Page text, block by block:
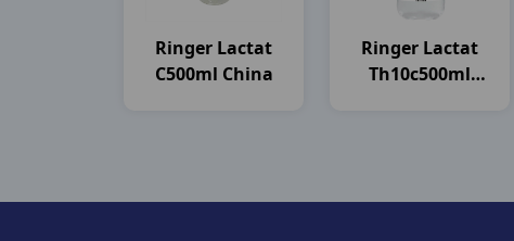
Ringer Lactat
C500ml China
Ringer Lactat
Th10c500ml